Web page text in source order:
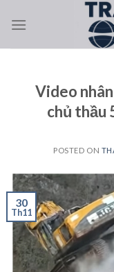
Video
chủ thầu
POSTED ON
30
Th11